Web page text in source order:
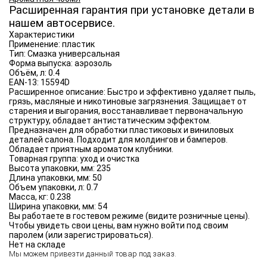
Расширенная гарантия при установке детали в
нашем автосервисе.
Характеристики
Применение: пластик
Тип: Смазка универсальная
Форма выпуска: аэрозоль
Объём, л: 0.4
EAN-13: 15594D
Расширенное описание: Быстро и эффективно удаляет пыль,
грязь, масляные и никотиновые загрязнения. Защищает от
старения и выгорания, восстанавливает первоначальную
структуру, обладает антистатическим эффектом.
Предназначен для обработки пластиковых и виниловых
деталей салона. Подходит для молдингов и бамперов.
Обладает приятным ароматом клубники.
Товарная группа: уход и очистка
Высота упаковки, мм: 235
Длина упаковки, мм: 50
Объем упаковки, л: 0.7
Масса, кг: 0.238
Ширина упаковки, мм: 54
Вы работаете в гостевом режиме (видите розничные цены).
Чтобы увидеть свои цены, вам нужно войти под своим
паролем (или зарегистрироваться).
Нет на складе
Мы можем привезти данный товар под заказ.